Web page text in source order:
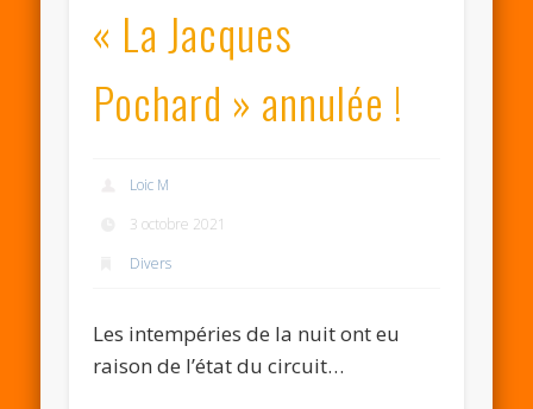
« La Jacques
Pochard » annulée !
Loic M
3 octobre 2021
Divers
Les intempéries de la nuit ont eu
raison de l’état du circuit…